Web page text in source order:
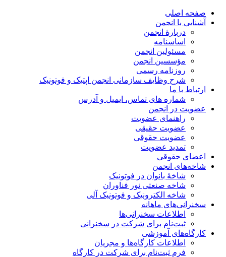
صفحه اصلی
آشنایی با انجمن
دربارۀ انجمن
اساسنامه
مسئولین انجمن
مؤسسین انجمن
روزنامه رسمی
شرح وظایف سازمانی انجمن اپتیک و فوتونیک
ارتباط با ما
شماره های تماس، ایمیل و آدرس
عضویت در انجمن
راهنمای عضویت
عضویت حقیقی
عضویت حقوقی
تمدید عضویت
اعضای حقوقی
شاخه‌های انجمن
شاخۀ بانوان در فوتونیک
شاخه صنعتی نور فناوران
شاخه‌ الکترونیک و فوتونیک آلی
سخنرانی‌های ماهانه
اطلاعات سخنرانی‌‌ها
ثبت‌نام برای شرکت در سخنرانی
کارگاه‌های آموزشی
اطلاعات کارگاه‌ها و مجریان
فرم ثبت‌نام برای شرکت در کارگاه